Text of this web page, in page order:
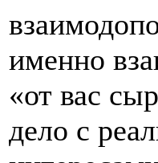
именно
«от вас
дело с